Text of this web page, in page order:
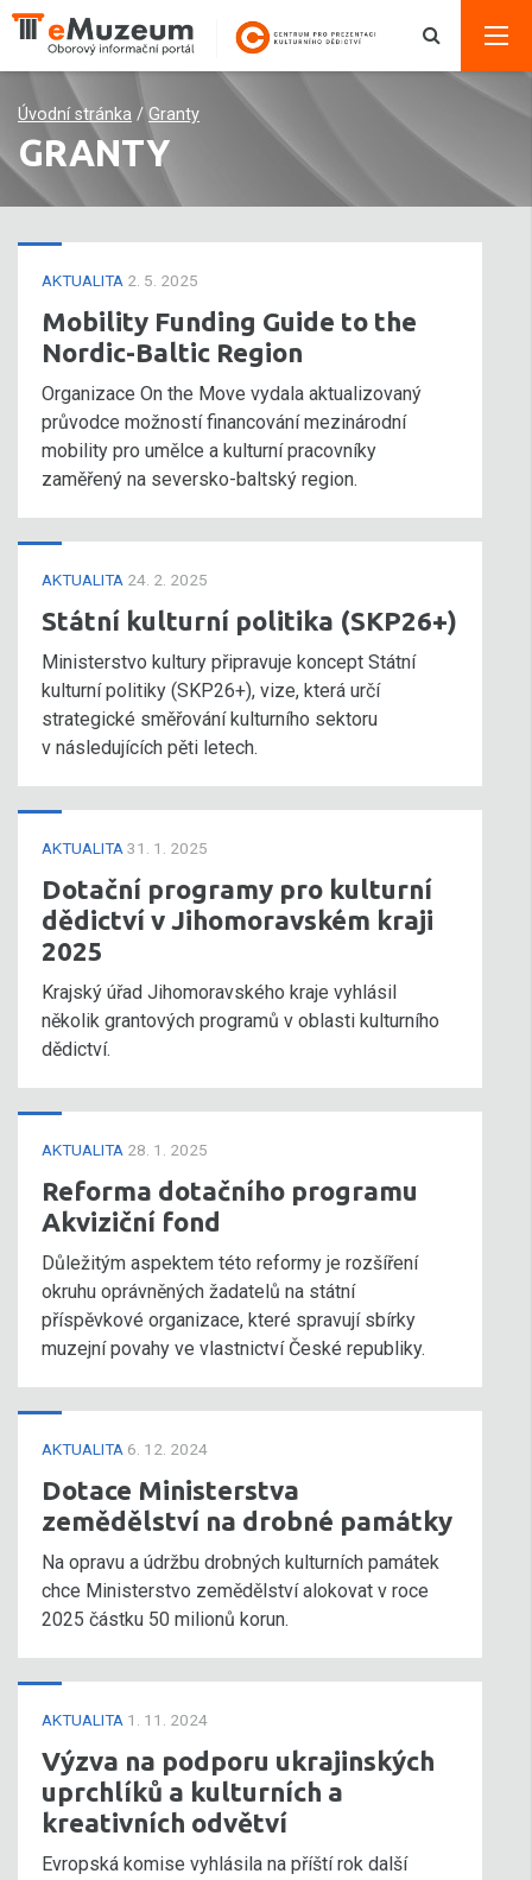
Úvodní stránka / Granty
GRANTY
AKTUALITA 2. 5. 2025
Mobility Funding Guide to the
Nordic-Baltic Region
Organizace On the Move vydala aktualizovaný
průvodce možností financování mezinárodní
mobility pro umělce a kulturní pracovníky
zaměřený na seversko-baltský region.
AKTUALITA 24. 2. 2025
Státní kulturní politika (SKP26+)
Ministerstvo kultury připravuje koncept Státní
kulturní politiky (SKP26+), vize, která určí
strategické směřování kulturního sektoru
v následujících pěti letech.
AKTUALITA 31. 1. 2025
Dotační programy pro kulturní
dědictví v Jihomoravském kraji
2025
Krajský úřad Jihomoravského kraje vyhlásil
několik grantových programů v oblasti kulturního
dědictví.
AKTUALITA 28. 1. 2025
Reforma dotačního programu
Akviziční fond
Důležitým aspektem této reformy je rozšíření
okruhu oprávněných žadatelů na státní
příspěvkové organizace, které spravují sbírky
muzejní povahy ve vlastnictví České republiky.
AKTUALITA 6. 12. 2024
Dotace Ministerstva
zemědělství na drobné památky
Na opravu a údržbu drobných kulturních památek
chce Ministerstvo zemědělství alokovat v roce
2025 částku 50 milionů korun.
AKTUALITA 1. 11. 2024
Výzva na podporu ukrajinských
uprchlíků a kulturních a
kreativních odvětví
Evropská komise vyhlásila na příští rok další